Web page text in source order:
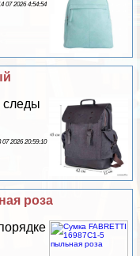
07 2026 4:54:54
следы
07 2026 20:59:10
роза